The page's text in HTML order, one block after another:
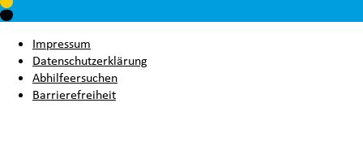
Impressum
Datenschutzerklärung
Abhilfeersuchen
Barrierefreiheit